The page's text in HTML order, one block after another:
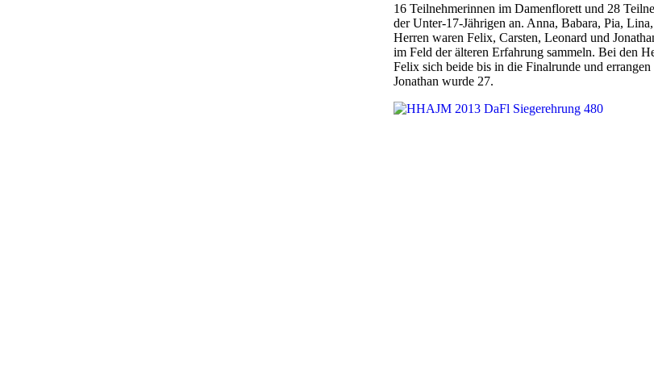
16 Teilnehmerinnen im Damenflorett und 28
der Unter-17-Jährigen an. Anna, Babara, Pia,
Herren waren Felix, Carsten, Leonard und
im Feld der älteren Erfahrung sammeln. Bei den
Felix sich beide bis in die Finalrunde und
Jonathan wurde 27.